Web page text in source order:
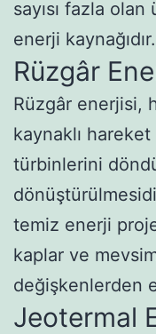
sayısı fazla
enerji kaynağıdır.
Rüzgâr
Rüzgâr enerjisi,
kaynaklı
türbinlerini
temiz enerji
kaplar ve
değişkenlerden
Jeotermal